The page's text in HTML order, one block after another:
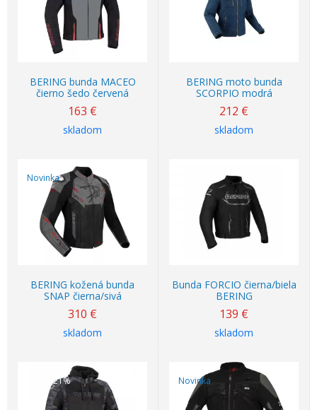
BERING bunda MACEO
čierno šedo červená
163 €
skladom
BERING moto bunda
SCORPIO modrá
212 €
skladom
Novinka
BERING kožená bunda
SNAP čierna/sivá
310 €
skladom
Bunda FORCIO čierna/biela
BERING
139 €
skladom
-21% Novinka